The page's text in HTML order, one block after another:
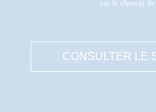
CONSULTER LE